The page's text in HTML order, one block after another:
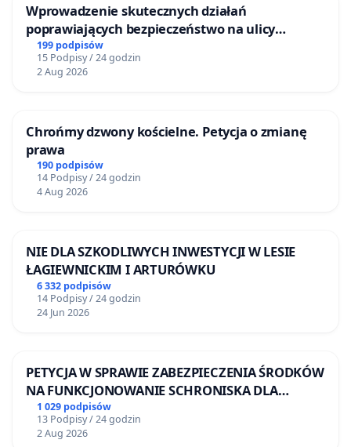
Metoda obliczeń:
· Liczbę pojazdów w danej kategorii przemnożono
przez długość odcinka i wskaźnik emisji.
ciężarowych+autobusów.
· Otrzymano całkowitą emisję bazową dla jednego
dnia (kg CO₂/dobę).
· Następnie obliczono oszczędności dla scenariuszy
przejęcia przez kolej 5%, 10%, 20%, 30% i 40% ruchu.
Oszczędność emisji dziennie [kg CO₂]
Oszczędność emisji rocznie [t CO₂]
Wprowadzenie skutecznych działań
poprawiających bezpieczeństwo na ulicy
Żeromskiego w Otwocku
199 podpisów
15 Podpisy / 24 godzin
2 Aug 2026
Chrońmy dzwony kościelne. Petycja o zmianę
prawa
190 podpisów
14 Podpisy / 24 godzin
4 Aug 2026
NIE DLA SZKODLIWYCH INWESTYCJI W LESIE
ŁAGIEWNICKIM I ARTURÓWKU
6 332 podpisów
14 Podpisy / 24 godzin
24 Jun 2026
PETYCJA W SPRAWIE ZABEZPIECZENIA ŚRODKÓW
NA FUNKCJONOWANIE SCHRONISKA DLA
BEZDOMNYCH ZWIERZĄT W SKARYSZEWIE
1 029 podpisów
13 Podpisy / 24 godzin
2 Aug 2026